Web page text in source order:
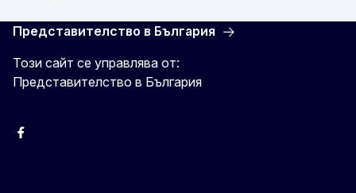
Представителство в България
Този сайт се управлява от:
Представителство в България
Facebook